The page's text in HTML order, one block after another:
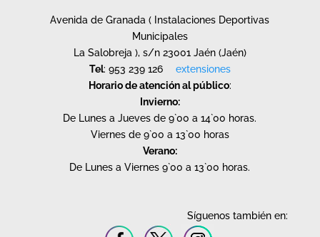
Avenida de Granada ( Instalaciones Deportivas
Municipales
La Salobreja ), s/n 23001 Jaén (Jaén)
Tel: 953 239 126
extensiones
Horario de atención al público:
Invierno:
De Lunes a Jueves de 9`00 a 14`00 horas.
Viernes de 9`00 a 13`00 horas
Verano:
De Lunes a Viernes 9`00 a 13`00 horas.
Síguenos también en: